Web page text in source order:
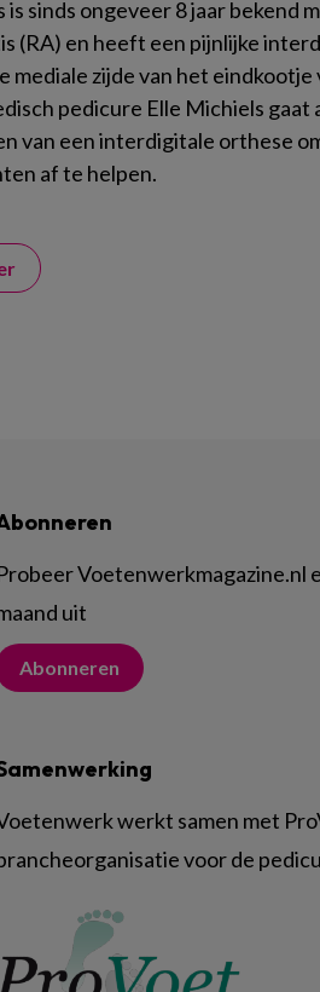
sinds ongeveer 8 jaar bekend
(RA) en heeft een pijnlijke
mediale zijde van het eindkootje
pedicure Elle Michiels gaat
van een interdigitale orthese
af te helpen.
Voetenwerkmagazine.nl
uit
Abonneren
werkt samen met
voor de